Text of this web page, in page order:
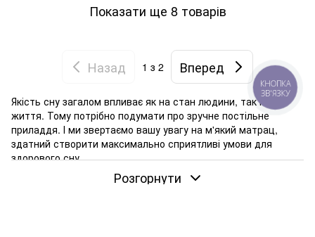
Показати ще 8 товарів
Назад 1 з 2 Вперед
Якість сну загалом впливає як на стан людини, так і на її
життя. Тому потрібно подумати про зручне постільне
приладдя. І ми звертаємо вашу увагу на м'який матрац,
здатний створити максимально сприятливі умови для
здорового сну.
Особливості м'яких ортопедичних матраців
Розгорнути
КНОПКА
ЗВ'ЯЗКУ